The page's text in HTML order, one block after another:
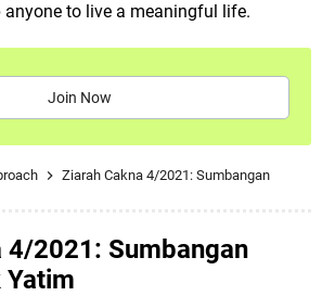
anyone to live a meaningful life.
Join Now
Ziarah Cakna 4/2021: Sumbangan
4/2021: Sumbangan
Yatim